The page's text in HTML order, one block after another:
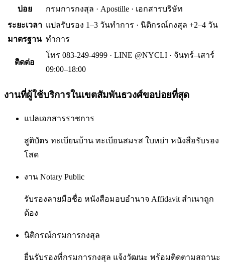
บ่อย
กรมการกงสุล · Apostille · เอกสารบริษัท
ระยะเวลา
มาตรฐาน
แปลรับรอง 1–3 วันทำการ · นิติกรณ์กงสุล +2–4 วัน
ทำการ
ติดต่อ
โทร 083-249-4999 · LINE @NYCLI · จันทร์–เสาร์
09:00–18:00
งานที่ผู้ใช้บริการในเขตสัมพันธวงศ์ขอบ่อยที่สุด
แปลเอกสารราชการ
สูติบัตร ทะเบียนบ้าน ทะเบียนสมรส ใบหย่า หนังสือรับรอง
โสด
งาน Notary Public
รับรองลายมือชื่อ หนังสือมอบอำนาจ Affidavit สำเนาถูก
ต้อง
นิติกรณ์กรมการกงสุล
ยื่นรับรองที่กรมการกงสุล แจ้งวัฒนะ พร้อมติดตามสถานะ